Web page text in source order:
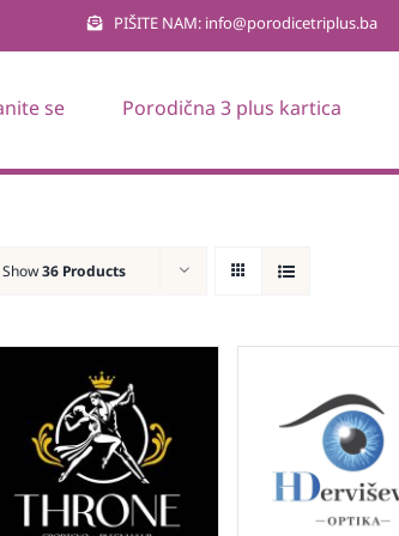
PIŠITE NAM: info@porodicetriplus.ba
se Porodična 3 plus kartica
Show36 Products